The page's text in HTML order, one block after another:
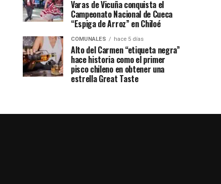
Varas de Vicuña conquista el
Campeonato Nacional de Cueca
“Espiga de Arroz” en Chiloé
COMUNALES hace 5 días
Alto del Carmen “etiqueta negra”
hace historia como el primer
pisco chileno en obtener una
estrella Great Taste